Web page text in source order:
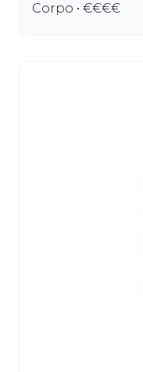
Corpo • €€€€